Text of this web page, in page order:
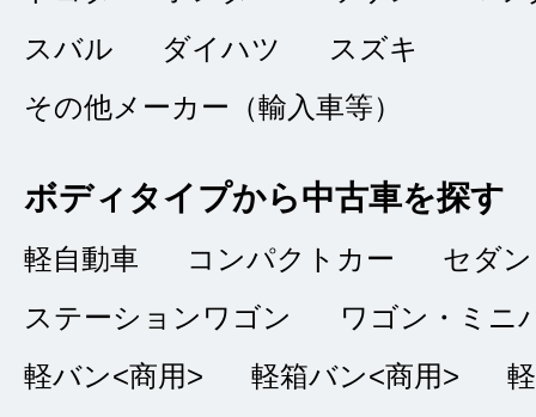
2024/07/28 接客： 5｜ 雰囲
問合せ：
メールで問い合わ
ねいに対応して頂
ましたらお願いし
スバル
ダイハツ
スズキ
その他メーカー（輸入車等）
ボディタイプから中古車を探す
軽自動車 コンパクトカー
セダン
ステーションワゴン
ワゴン・ミニ
軽バン<商用>
軽箱バン<商用>